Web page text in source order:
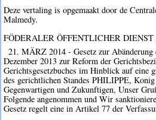
Deze vertaling is opgemaakt door de
Malmedy.
FÖDERALER ÖFFENTLICHER
21. MÄRZ 2014 - Gesetz zur Abänderung
Dezember 2013 zur Reform der
Gerichtsgesetzbuches im Hinblick auf
des gerichtlichen Standes PHILIPPE,
Gegenwartigen und Zukunftigen, Unser
Folgende angenommen und Wir
Gesetz regelt eine in Artikel 77 der